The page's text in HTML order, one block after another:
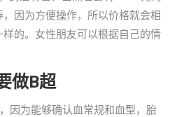
因为方便操作，所以价格就会相
的。女性朋友可以根据自己的情
做B超
因为能够确认血常规和血型，胎